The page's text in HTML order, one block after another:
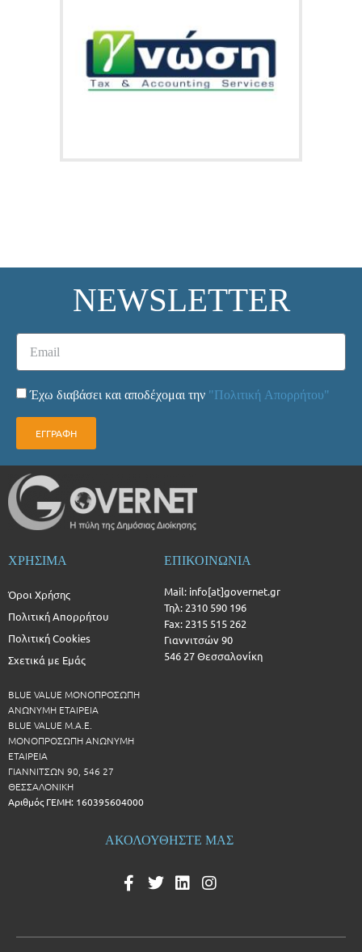
NEWSLETTER
Έχω διαβάσει και αποδέχομαι την "Πολιτική Απορρήτου"
ΕΓΓΡΑΦΗ
ΧΡΗΣΙΜΑ
Όροι Χρήσης
Πολιτική Απορρήτου
Πολιτική Cookies
Σχετικά με Εμάς
BLUE VALUE ΜΟΝΟΠΡΟΣΩΠΗ
ΑΝΩΝΥΜΗ ΕΤΑΙΡΕΙΑ
BLUE VALUE Μ.Α.Ε.
ΜΟΝΟΠΡΟΣΩΠΗ ΑΝΩΝΥΜΗ
ΕΤΑΙΡΕΙΑ
ΓΙΑΝΝΙΤΣΩΝ 90, 546 27
ΘΕΣΣΑΛΟΝΙΚΗ
Αριθμός ΓΕΜΗ: 160395604000
ΕΠΙΚΟΙΝΩΝΙΑ
Mail: info[at]governet.gr
Τηλ: 2310 590 196
Fax: 2315 515 262
Γιαννιτσών 90
546 27 Θεσσαλονίκη
ΑΚΟΛΟΥΘΗΣΤΕ ΜΑΣ